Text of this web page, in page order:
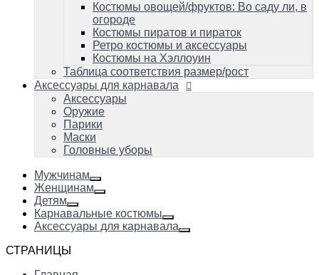
Костюмы овощей/фруктов: Во саду ли, в
огороде
Костюмы пиратов и пираток
Ретро костюмы и аксессуары
Костюмы на Хэллоуин
Таблица соответствия размер/рост
Аксессуары для карнавала
Аксессуары
Оружие
Парики
Маски
Головные уборы
Мужчинам
Женщинам
Детям
Карнавальные костюмы
Аксессуары для карнавала
СТРАНИЦЫ